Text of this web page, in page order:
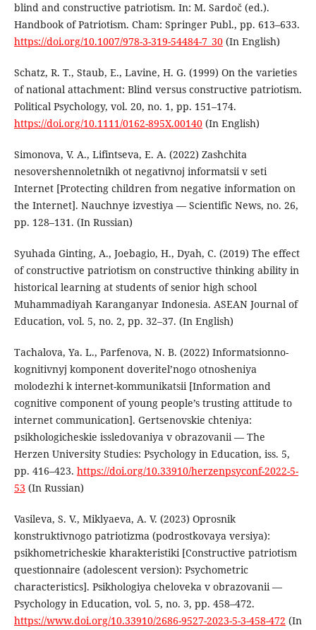
blind and constructive patriotism. In: M. Sardoč (ed.).
Handbook of Patriotism. Cham: Springer Publ., pp. 613–633.
https://doi.org/10.1007/978-3-319-54484-7_30(In English)
Schatz, R. T., Staub, E., Lavine, H. G. (1999) On the varieties
of national attachment: Blind versus constructive patriotism.
Political Psychology, vol. 20, no. 1, pp. 151–174.
https://doi.org/10.1111/0162-895X.00140(In English)
Simonova, V. A., Lifintseva, E. A. (2022) Zashchita
nesovershennoletnikh ot negativnoj informatsii v seti
Internet [Protecting children from negative information on
the Internet]. Nauchnye izvestiya — Scientific News, no. 26,
pp. 128–131. (In Russian)
Syuhada Ginting, A., Joebagio, H., Dyah, C. (2019) The effect
of constructive patriotism on constructive thinking ability in
historical learning at students of senior high school
Muhammadiyah Karanganyar Indonesia. ASEAN Journal of
Education, vol. 5, no. 2, pp. 32–37. (In English)
Tachalova, Ya. L., Parfenova, N. B. (2022) Informatsionno-
kognitivnyj komponent doveritel’nogo otnosheniya
molodezhi k internet-kommunikatsii [Information and
cognitive component of young people’s trusting attitude to
internet communication]. Gertsenovskie chteniya:
psikhologicheskie issledovaniya v obrazovanii — The
Herzen University Studies: Psychology in Education, iss. 5,
pp. 416–423. https://doi.org/10.33910/herzenpsyconf-2022-5-
53 (In Russian)
Vasileva, S. V., Miklyaeva, A. V. (2023) Oprosnik
konstruktivnogo patriotizma (podrostkovaya versiya):
psikhometricheskie kharakteristiki [Constructive patriotism
questionnaire (adolescent version): Psychometric
characteristics]. Psikhologiya cheloveka v obrazovanii —
Psychology in Education, vol. 5, no. 3, pp. 458–472.
https://www.doi.org/10.33910/2686-9527-2023-5-3-458-472 (In